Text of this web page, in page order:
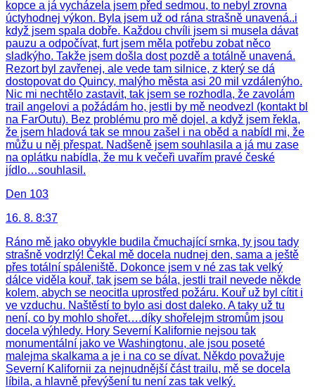
kopce a já vycházela jsem před sedmou, to nebyl zrovna
úctyhodnej výkon. Byla jsem už od rána strašně unavená..i
když jsem spala dobře. Každou chvíli jsem si musela dávat
pauzu a odpočívat, furt jsem měla potřebu zobat něco
sladkýho. Takže jsem došla dost pozdě a totálně unavená.
Rezort byl zavřenej, ale vede tam silnice, z který se dá
dostopovat do Quincy, malýho města asi 20 mil vzdálenýho.
Nic mi nechtělo zastavit, tak jsem se rozhodla, že zavolám
trail angelovi a požádám ho, jestli by mě neodvezl (kontakt bl
na FarOutu). Bez problému pro mě dojel, a když jsem řekla,
že jsem hladová tak se mnou zašel i na oběd a nabídl mi, že
můžu u něj přespat. Nadšeně jsem souhlasila a já mu zase
na oplátku nabídla, že mu k večeři uvařím pravé české
jídlo…souhlasil.
Den 103
16. 8. 8:37
Ráno mě jako obvykle budila čmuchající srnka, ty jsou tady
strašně vodrzlý! Čekal mě docela nudnej den, sama a ještě
přes totální spáleniště. Dokonce jsem v né zas tak velký
dálce viděla kouř, tak jsem se bála, jestli trail nevede někde
kolem, abych se neocitla uprostřed požáru. Kouř už byl cítit i
ve vzduchu. Naštěstí to bylo asi dost daleko. A taky už tu
není, co by mohlo shořet….díky shořelejm stromům jsou
docela výhledy. Hory Severní Kalifornie nejsou tak
monumentální jako ve Washingtonu, ale jsou poseté
malejma skalkama a je i na co se dívat. Někdo považuje
Severní Kalifornii za nejnudnější část trailu, mě se docela
líbila, a hlavně převýšení tu není zas tak velký.